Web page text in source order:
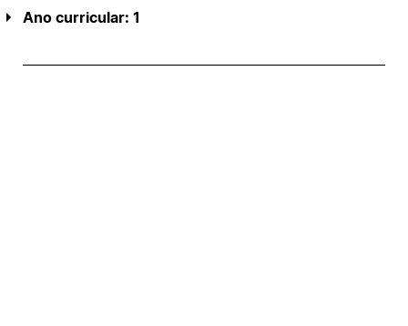
Ano curricular: 1